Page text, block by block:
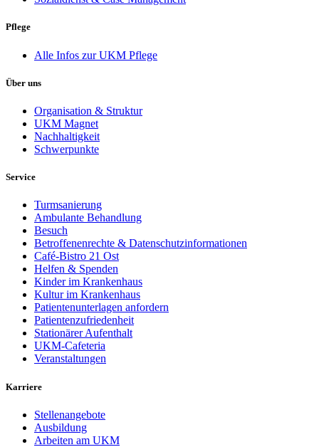
Pflege
Alle Infos zur UKM Pflege
Über uns
Organisation & Struktur
UKM Magnet
Nachhaltigkeit
Schwerpunkte
Service
Turmsanierung
Ambulante Behandlung
Besuch
Betroffenenrechte & Datenschutzinformationen
Café-Bistro 21 Ost
Helfen & Spenden
Kinder im Krankenhaus
Kultur im Krankenhaus
Patientenunterlagen anfordern
Patientenzufriedenheit
Stationärer Aufenthalt
UKM-Cafeteria
Veranstaltungen
Karriere
Stellenangebote
Ausbildung
Arbeiten am UKM